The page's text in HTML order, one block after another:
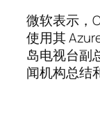
微软表示，
使用其
岛电视台副
闻机构总结